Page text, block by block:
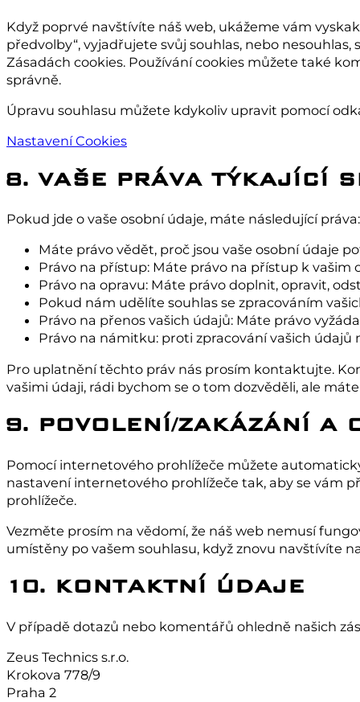
Když poprvé navštívíte náš web, ukážeme vám
předvolby“, vyjadřujete svůj souhlas, nebo
Zásadách cookies. Používání cookies můžete také
správně.
Úpravu souhlasu můžete kdykoliv upravit pomocí
Nastavení Cookies
8. VAŠE PRÁVA TÝKAJÍCÍ
Pokud jde o vaše osobní údaje, máte následující práva:
Máte právo vědět, proč jsou vaše osobní údaje
Právo na přístup: Máte právo na přístup k
Právo na opravu: Máte právo doplnit, opravit,
Pokud nám udělíte souhlas se zpracováním
Právo na přenos vašich údajů: Máte právo
Právo na námitku: proti zpracování vašich
Pro uplatnění těchto práv nás prosím kontaktujte.
vašimi údaji, rádi bychom se o tom dozvěděli, ale
9. POVOLENÍ/ZAKÁZÁNÍ A
Pomocí internetového prohlížeče můžete
nastavení internetového prohlížeče tak, aby se vám
prohlížeče.
Vezměte prosím na vědomí, že náš web nemusí
umístěny po vašem souhlasu, když znovu navštívíte
10. KONTAKTNÍ ÚDAJE
V případě dotazů nebo komentářů ohledně našich
Zeus Technics s.r.o.
Krokova 778/9
Praha 2